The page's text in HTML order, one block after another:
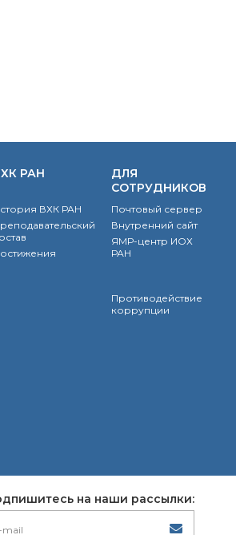
РАН
ВХК РАН
ДЛЯ
СОТРУДНИКОВ
Почтовый сервер
Внутренний сайт
ЯМР-центр ИОХ
РАН
Противодействие
коррупции
на наши рассылки: